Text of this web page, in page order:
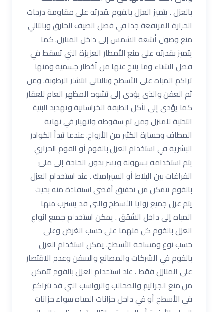
بالعزل . يتميز العزل بالفوم بقدرته على مقاومة درجات
الحرارة المرتفعة جدا في فصل الصيف الحارق وبالتالي
منع وصول أشعة الشمس إلى داخل المنازل. كما
يتميز بقدرته على منع الأمطار العزيزة التي تسقط في
فصل الشتاء وما ينتج عنها من أخطار جسمية ومنها
تراكم المياه على الأسطح وبالتالي انتشار الرطوبة. ومن
ثم العفن والذي يؤدى إلى تشوه المظهر العام للعقار
كما يؤدى إلى تأكل الطبقة الخراسانية وتهديد البنية
التحتية للمنزل ومن ثم سقوطه وانهيار في نهاية
المطاف وخسارة الكثير من الأرواح. عندما تبدأ الكوادر
البشرية في استخدام العزل بالفوم أو القوم الحراري
يتم استخدامه بسهولة ويسر بدون الحاجة إلى ملئ
الفراغات بين البلاط أو السيراميك . عند استخدام العزل
بالفوم تتمكن من تحقيق أقصى استفادة منه بحيث
يتم عزل جميع زوايا الأسطح والتى قد يتسرب منها
المياه إلى داخل الشقق . يمكن استخدام جميع انواع
العزل بالفوم كل منهما على حسب الغرض وعلى
حسب نوع ومساحة الأسطح. يمكن استخدام العزل
بالفوم في الشركات والمصانع والسفن وعدم الاقتصار
على المنازل فقط . عند استخدام العزل بالفوم تتمكن
من منع الجراثيم والطحالب والرواسب التي قد تتراكم
في الأسطح أو في داخل خزانات المياه سواء خزانات